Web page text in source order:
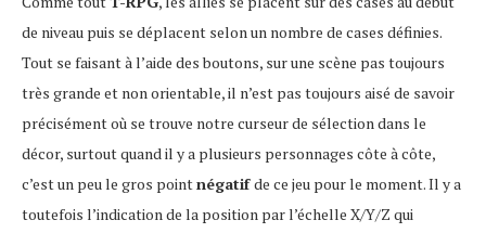
de niveau puis se déplacent selon un nombre de cases définies.
Tout se faisant à l’aide des boutons, sur une scène pas toujours
très grande et non orientable, il n’est pas toujours aisé de savoir
précisément où se trouve notre curseur de sélection dans le
décor, surtout quand il y a plusieurs personnages côte à côte,
c’est un peu le gros pointnégatifde ce jeu pour le moment. Il y a
toutefois l’indication de la position par l’échelle X/Y/Z qui